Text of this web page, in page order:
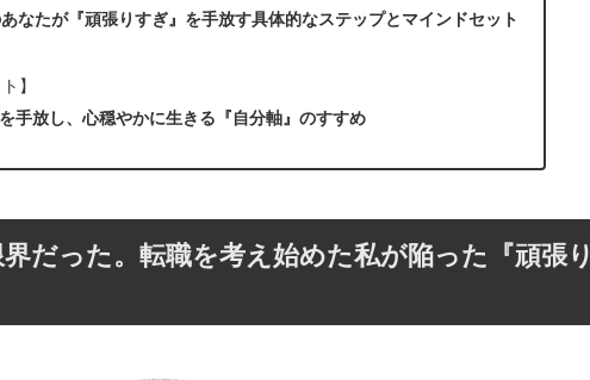
なたが『頑張りすぎ』を手放す具体的なステップとマインドセット
】
手放し、心穏やかに生きる『自分軸』のすすめ
だった。転職を考え始めた私が陥った『頑張り